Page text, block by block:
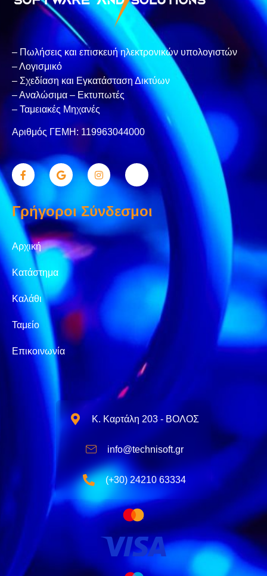
– Πωλήσεις και επισκευή ηλεκτρονικών υπολογιστών
– Λογισμικό
– Σχεδίαση και Εγκατάσταση Δικτύων
– Αναλώσιμα – Εκτυπωτές
– Ταμειακές Μηχανές
Αριθμός ΓΕΜΗ: 119963044000
Γρήγοροι Σύνδεσμοι
Αρχική
Κατάστημα
Καλάθι
Ταμείο
Επικοινωνία
Κ. Καρτάλη 203 - ΒΟΛΟΣ
info@technisoft.gr
(+30) 24210 63334